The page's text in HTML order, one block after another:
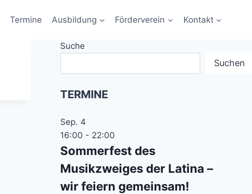
Termine Ausbildung Förderverein Kontakt
Suche
Suchen
TERMINE
Sep. 4
16:00 - 22:00
Sommerfest des
Musikzweiges der Latina –
wir feiern gemeinsam!